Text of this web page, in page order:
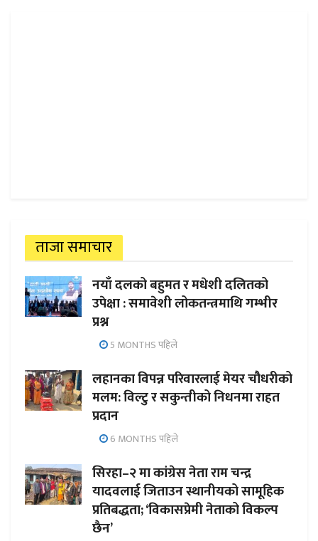
ताजा समाचार
नयाँ दलको बहुमत र मधेशी दलितको
उपेक्षा : समावेशी लोकतन्त्रमाथि गम्भीर
प्रश्न
5 MONTHS पहिले
लहानका विपन्न परिवारलाई मेयर चौधरीको
मलम: विल्टु र सकुन्तीको निधनमा राहत
प्रदान
6 MONTHS पहिले
सिरहा–२ मा कांग्रेस नेता राम चन्द्र
यादवलाई जिताउन स्थानीयको सामूहिक
प्रतिबद्धता; ‘विकासप्रेमी नेताको विकल्प
छैन’